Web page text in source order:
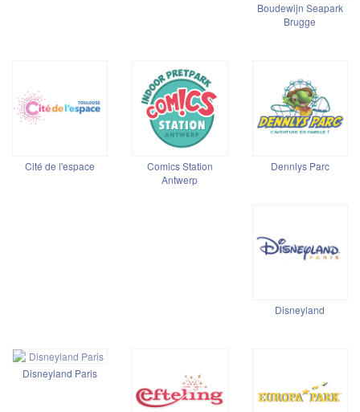
Boudewijn Seapark
Brugge
Cité de l'espace
Comics Station
Antwerp
Dennlys Parc
Disneyland
Disneyland Paris